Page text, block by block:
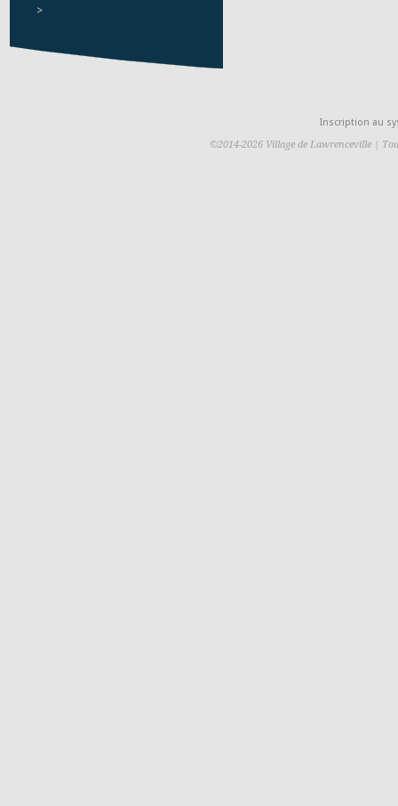
>
Inscription au
©2014-2026 Village de Lawrenceville |